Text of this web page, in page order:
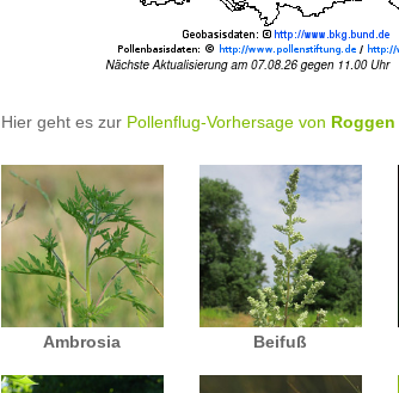
Hier geht es zur Pollenflug-Vorhersage von Roggen
Ambrosia Beifuß